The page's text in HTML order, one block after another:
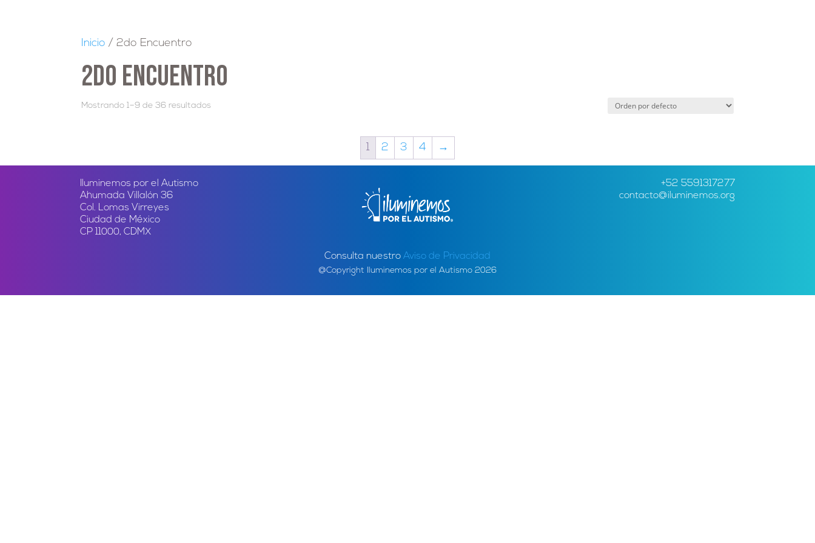
Inicio / 2do Encuentro
2do Encuentro
Mostrando 1–9 de 36 resultados
1 2 3 4 →
Iluminemos por el Autismo
Ahumada Villalón 36
Col. Lomas Virreyes
Ciudad de México
CP 11000, CDMX
+52 5591317277
contacto@iluminemos.org
Consulta nuestro Aviso de Privacidad
@Copyright Iluminemos por el Autismo 2026